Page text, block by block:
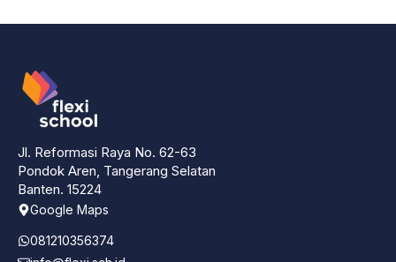
Jl. Reformasi Raya No. 62-63
Pondok Aren, Tangerang Selatan
Banten. 15224
Google Maps
081210356374